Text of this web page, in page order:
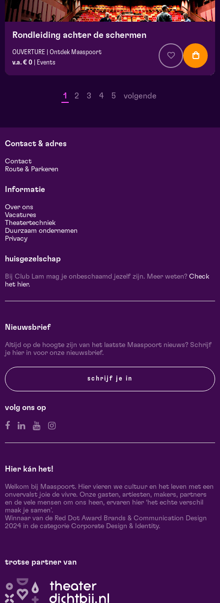
Rondleiding achter de schermen
OUVERTURE | Ontdek Maaspoort
v.a. € 0
Events
1 2 3 4 5 volgende
Contact & adres
Contact
Route & Parkeren
Informatie
Over ons
Vacatures
Theatertechniek
Duurzaam ondernemen
Privacy
huisgezelschap
Bij Club Lam mag je onbeschaamd jezelf zijn. Meer weten? Check
het hier.
Nieuwsbrief
Altijd op de hoogte zijn van het laatste Maaspoort nieuws? Schrijf
je hier in voor onze nieuwsbrief.
schrijf je in
volg ons op
Hier kán het!
Welkom bij Maaspoort. Hier vieren we cultuur en het leven met een
onvervalst joie de vivre. Onze gasten, artiesten, makers, partners
en de vele mensen om ons heen, ervaren hier ‘het echte verschil
maak je samen’.
Winnaar van de Red Dot Award Brands & Communication Design
2024 in de categorie Corporate Design & Identity.
trotse partner van